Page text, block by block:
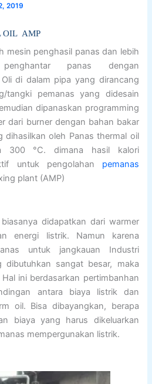
2019
OIL AMP
mesin penghasil panas dan lebih
panas dengan
di dalam pipa yang dirancang
tangki pemanas yang didesain
dipanaskan programming
dari burner dengan bahan bakar
dihasilkan oleh Panas thermal oil
300 °C. dimana hasil kalori
untuk pengolahan pemanas
plant (AMP)
didapatkan dari warmer
energi listrik. Namun karena
untuk jangkauan Industri
dibutuhkan sangat besar, maka
ini berdasarkan pertimbanhan
antara biaya listrik dan
oil. Bisa dibayangkan, berapa
biaya yang harus dikeluarkan
mempergunakan listrik.